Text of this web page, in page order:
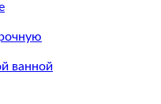
ванной